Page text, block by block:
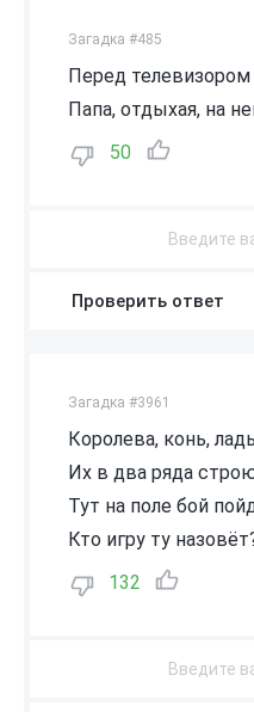
Загадка #485
Перед телевизором
Папа, отдыхая, на
50
Проверить ответ
Загадка #3961
Королева, конь,
Их в два ряда
Тут на поле бой
Кто игру ту
132